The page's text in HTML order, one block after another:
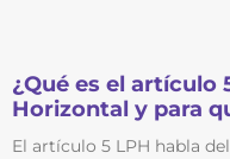
¿Qué es el artículo
Horizontal y para
El artículo 5 LPH habla